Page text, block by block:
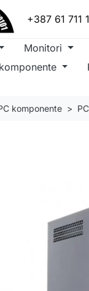
+387 61 711
Monitori
komponente